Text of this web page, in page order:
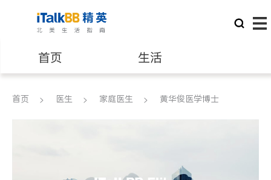
首页 生活
医生 律师
首页 医生 家庭医生 黄华俊医学博士